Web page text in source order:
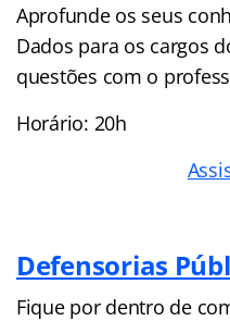
Aprofunde os seus
Dados para os cargos
questões com o
Horário: 20h
Defensorias
Fique por dentro de